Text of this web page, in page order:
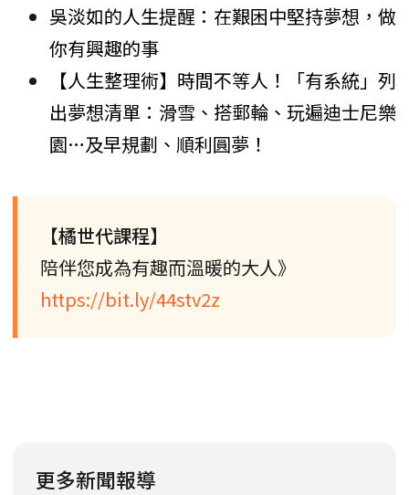
吳淡如的人生提醒：在艱困中堅持夢想，做
你有興趣的事
【人生整理術】時間不等人！「有系統」列
出夢想清單：滑雪、搭郵輪、玩遍迪士尼樂
園…及早規劃、順利圓夢！
【橘世代課程】
陪伴您成為有趣而溫暖的大人》
https://bit.ly/44stv2z
更多新聞報導